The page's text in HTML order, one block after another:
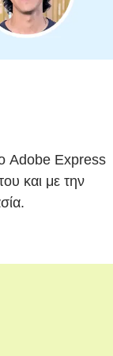
Adobe Express
και με την